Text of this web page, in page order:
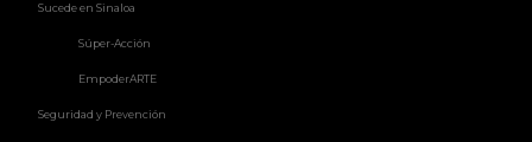
Sucede en Sinaloa
Súper-Acción
EmpoderARTE
Seguridad y Prevención